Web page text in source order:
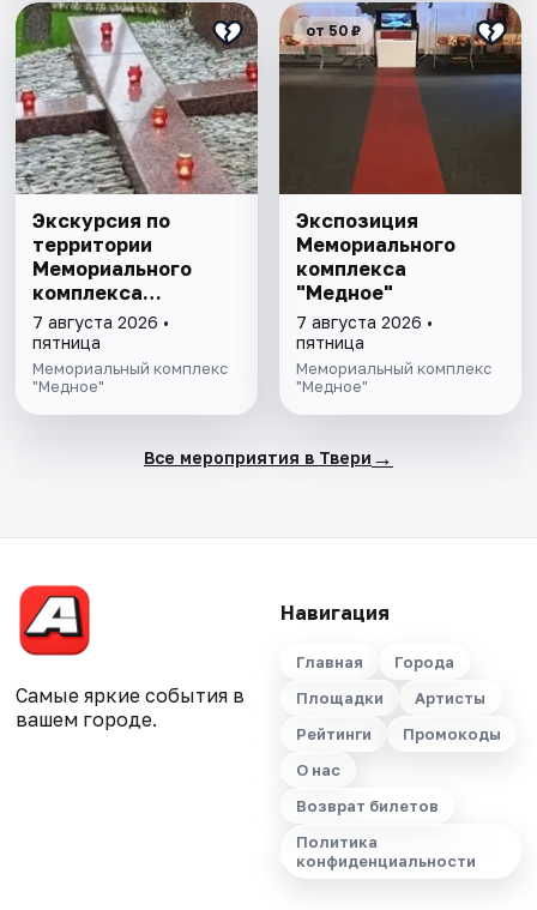
Экскурсия по
территории
Мемориального
комплекса
"Медное"
7 августа 2026 •
пятница
Мемориальный комплекс
"Медное"
от 50 ₽
Экспозиция
Мемориального
комплекса
"Медное"
7 августа 2026 •
пятница
Мемориальный комплекс
"Медное"
Все мероприятия в Твери →
Самые яркие события в
вашем городе.
Навигация
Главная
Города
Площадки
Артисты
Рейтинги
Промокоды
О нас
Возврат билетов
Политика
конфиденциальности